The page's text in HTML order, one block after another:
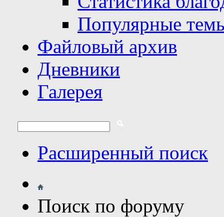
Популярные
Файловый архив
Дневники
Галерея
Расширенный поиск
Поиск по форуму